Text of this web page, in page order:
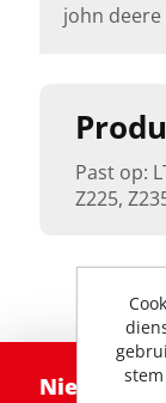
Past op:
Z225,
john deere